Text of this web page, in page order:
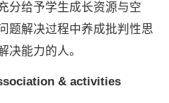
分给予学生成长资源与空
题解决过程中养成批判性思
决能力的人。
& activities